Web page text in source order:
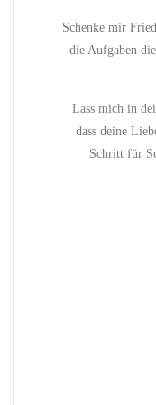
Schenke mir
die Aufgaben
Lass mich in
dass deine
Schritt für